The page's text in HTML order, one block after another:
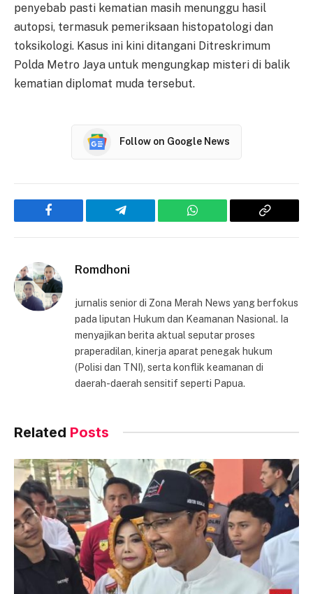
penyebab pasti kematian masih menunggu hasil
autopsi, termasuk pemeriksaan histopatologi dan
toksikologi. Kasus ini kini ditangani Ditreskrimum
Polda Metro Jaya untuk mengungkap misteri di balik
kematian diplomat muda tersebut.
Follow on Google News
Facebook Telegram WhatsApp
Copy
Romdhoni
jurnalis senior di Zona Merah News yang berfokus
pada liputan Hukum dan Keamanan Nasional. Ia
menyajikan berita aktual seputar proses
praperadilan, kinerja aparat penegak hukum
(Polisi dan TNI), serta konflik keamanan di
daerah-daerah sensitif seperti Papua.
Related Posts